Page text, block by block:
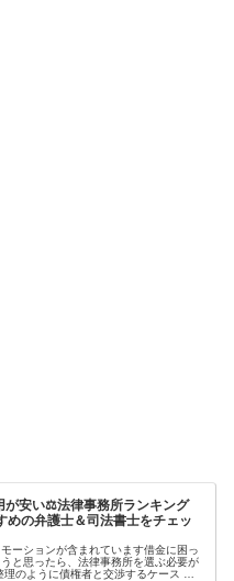
が安い⚖️法律事務所ランキング
めの弁護士＆司法書士をチェッ
ーションが含まれています借金に困っ
と思ったら、法律事務所を選ぶ必要が
のように債権者と交渉するケース 自